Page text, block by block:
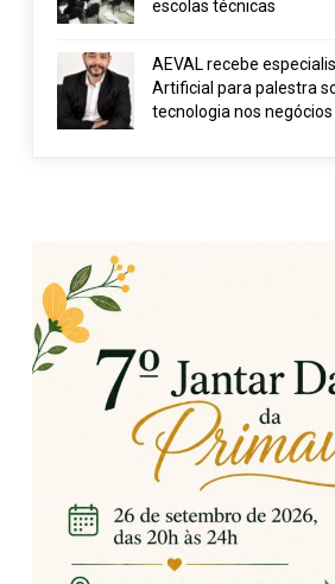
escolas técnicas
AEVAL recebe
Artificial para palestra
tecnologia nos negócios